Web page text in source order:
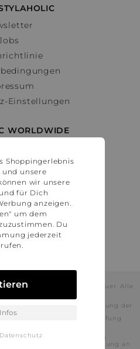
Einstellungen
WORLDWIDE
France
States
gesetzlichen Mehrwertsteuer. Alle
Rabatte, die durch die Nutzung der
Partner voraussichtlich
führt keine vollständige Prüfung
kann daher in Einzelfällen
von unserem
Shop nicht oder nur teilweise
hinaus kann deren Verwendung an
Shoppingerlebnis
unsere
wir unsere
für Dich
anzeigen.
um dem
Du
jederzeit
Datenschutz